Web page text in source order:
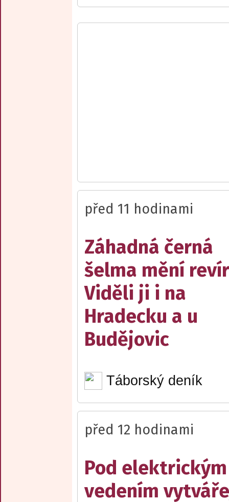
před 11 hodinami
Záhadná černá
šelma mění
Viděli ji i na
Hradecku a u
Budějovic
Táborský deník
před 12 hodinami
Pod elektrickým
vedením